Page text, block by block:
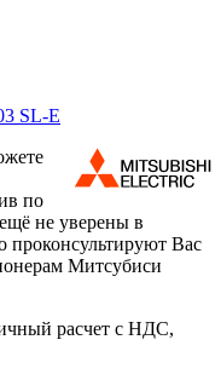
SL-E
по
не уверены в
проконсультируют Вас
Митсубиси
расчет с НДС,